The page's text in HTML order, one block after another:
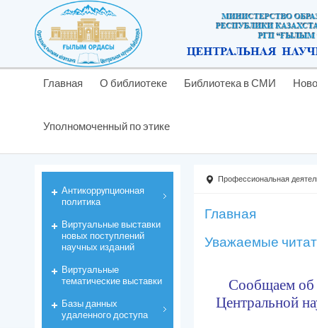
Главная О библиотеке Библиотека в СМИ
Уполномоченный по этике
Профессиональная
Главная
Уважаемые
Сообщаем об
Центральной
Антикоррyпционная
политика
Виртуальные выставки
новых поступлений
научных изданий
Виртуальные
тематические выставки
Базы данных
удаленного доступа